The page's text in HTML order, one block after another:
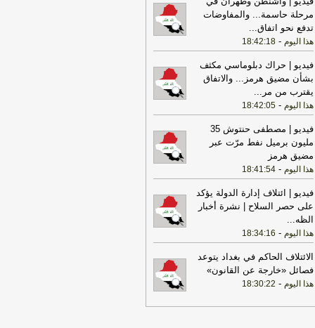
تستأنف رحلاتها إلى موسكو
-هذا
17:31
أمين الجامعة العربية: نحذر من
بعض الأطراف من محاولات جبانة
رقعة الصراع-لبنانون 24
17:46
وزير الخزانة الأميركي: لن نسمح
اتخاذ التجارة العالمية رهينة أو
الشحن الدولي لتمويل الحرس
- لبنانون 24
17:40
الخزانة الأميركية: عقوبات جديدة
مرتبطة بإيران تستهدف 8 ناقلات و10
-لبنانون 24
17:39
مكتب رئيس الوزراء العراقي:
يحث كل الأطراف على تجنب
-
18:01
إيران: لن نسمح لأي جهة تتلقى
من أموالنا المجمدة بالعبور عبر
هرمز-لبنانون 24
09:32
رئيس الوزراء: العراق وتركيا
مرحلة حاسمة... والمفاوضات
تدفع نحو اتفاق...
هذا اليوم -
18:42:18
فيديو | حراك دبلوماسي مكثف
بشأن مضيق هرمز... والاتفاق
يقترب من مر ...
هذا اليوم -
18:42:05
فيديو | مصطفى حنتوش 35
مليون برميل نفط مرّت عبر
مضيق هرمز
هذا اليوم -
18:41:54
فيديو | ائتلاف إدارة الدولة يؤكد
على حصر السلاح | نشرة أخبار
الظه...
هذا اليوم -
18:34:16
الائتلاف الحاكم في بغداد يتوعد
فصائل «خارجة عن القانون»
هذا اليوم -
18:30:22